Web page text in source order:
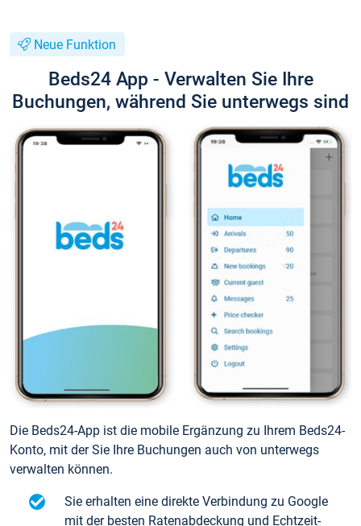
Neue Funktion
Beds24 App - Verwalten Sie Ihre
Buchungen, während Sie unterwegs sind
Die Beds24-App ist die mobile Ergänzung zu Ihrem Beds24-
Konto, mit der Sie Ihre Buchungen auch von unterwegs
verwalten können.
Sie erhalten eine direkte Verbindung zu Google
mit der besten Ratenabdeckung und Echtzeit-